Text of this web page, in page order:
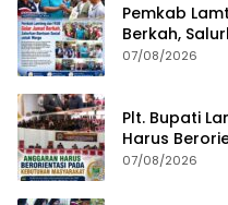
Pemkab
Berkah,
Warga
07/08/2026
Plt. Bupati
Harus
Masyarakat
07/08/2026